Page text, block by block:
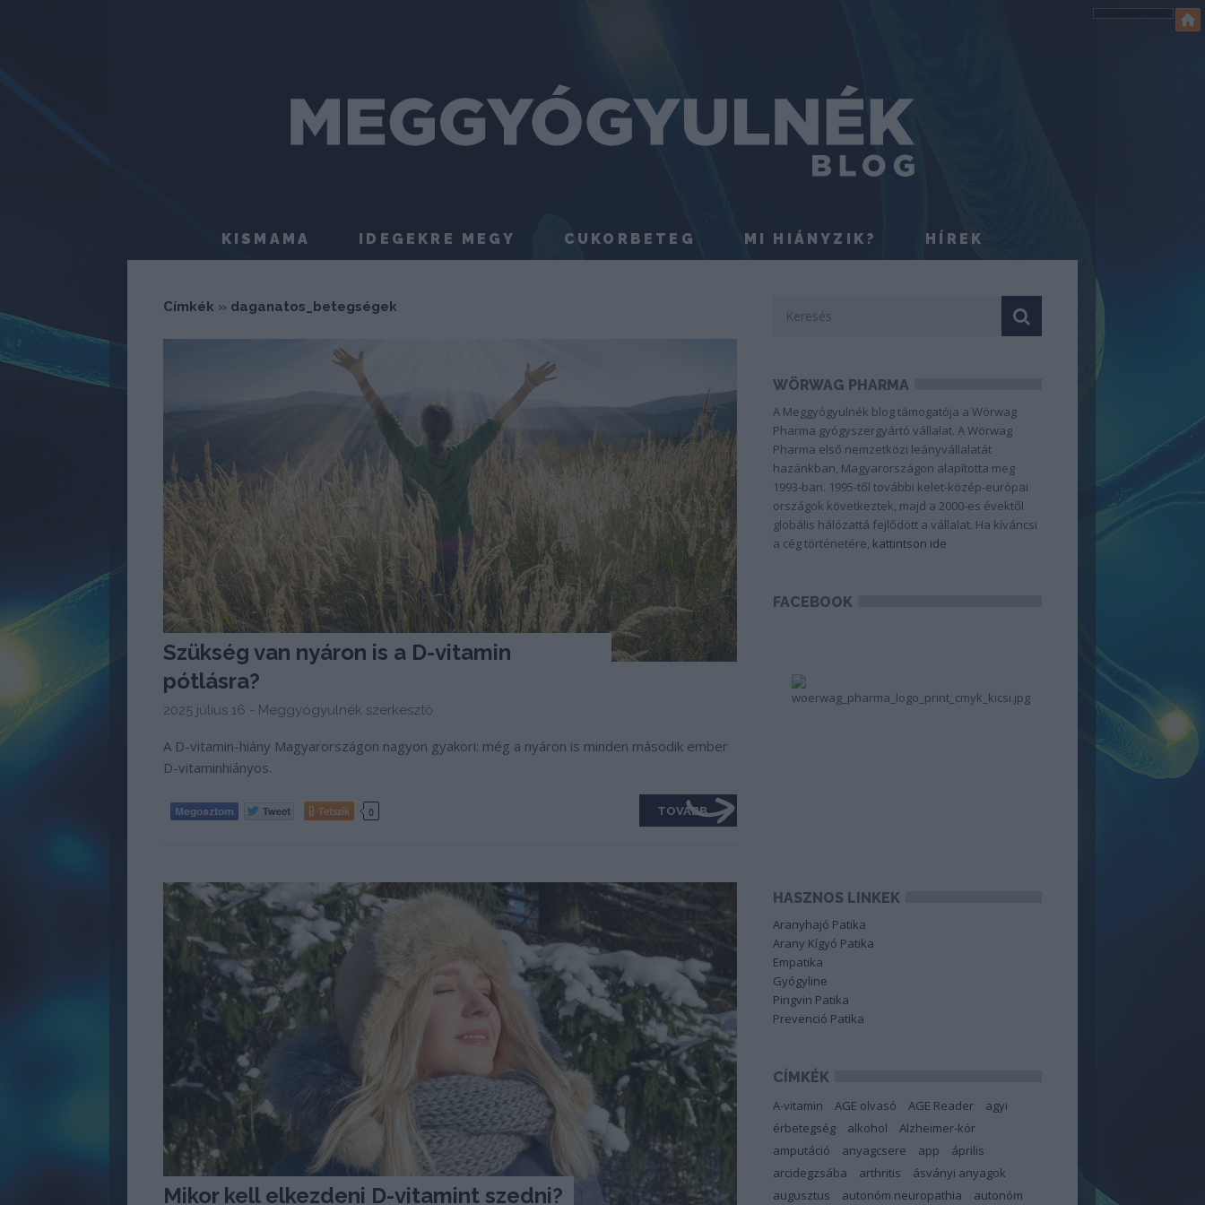
KISMAMA IDEGEKRE MEGY CUKORBETEG MI HIÁNYZIK? HÍREK
Címkék » daganatos_betegségek
Szükség van nyáron is a D-vitamin
pótlásra?
2025 július 16 - Meggyógyulnék szerkesztő
A D-vitamin-hiány Magyarországon nagyon gyakori: még a nyáron is minden második ember
D-vitaminhiányos.
Tetszik 0 TOVÁBB
Mikor kell elkezdeni D-vitamint szedni?
WÖRWAG PHARMA
A Meggyógyulnék blog támogatója a Wörwag
Pharma gyógyszergyártó vállalat. A Wörwag
Pharma első nemzetközi leányvállalatát
hazánkban, Magyarországon alapította meg
1993-ban. 1995-től további kelet-közép-európai
országok következtek, majd a 2000-es évektől
globális hálózattá fejlődött a vállalat. Ha kíváncsi
a cég történetére, kattintson ide
FACEBOOK
HASZNOS LINKEK
Aranyhajó Patika
Arany Kígyó Patika
Empatika
Gyógyline
Pingvin Patika
Prevenció Patika
CÍMKÉK
A-vitamin AGE olvasó AGE Reader
agyi
érbetegség
alkohol
Alzheimer-kór
amputáció
anyagcsere app
április
arcidegzsába
arthritis
ásványi anyagok
augusztus
autonóm neuropathia
autonóm